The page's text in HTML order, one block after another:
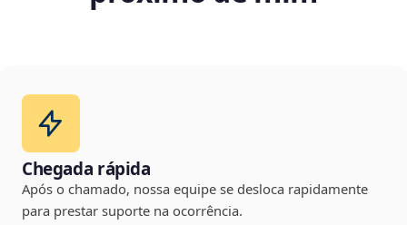
Chegada rápida
Após o chamado, nossa equipe se desloca rapidamente
para prestar suporte na ocorrência.